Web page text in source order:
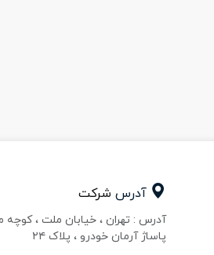
آدرس شرکت
آدرس : تهران ، خیابان ملت ، کوچه
پاساژ آرمان خودرو ، پلاک ۲۴